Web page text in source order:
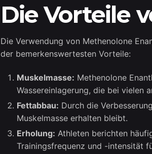
Die Vorteile
Die Verwendung von Methenolone
der bemerkenswertesten Vorteile:
Muskelmasse: Methenolone
Wassereinlagerung, die bei vielen
Fettabbau: Durch die
Muskelmasse erhalten bleibt.
Erholung: Athleten berichten
Trainingsfrequenz und -intensität